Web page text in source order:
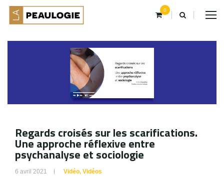
0
Regards croisés sur les scarifications.
Une approche réflexive entre
psychanalyse et sociologie
6 avril 2021 Vidéo, Vidéos